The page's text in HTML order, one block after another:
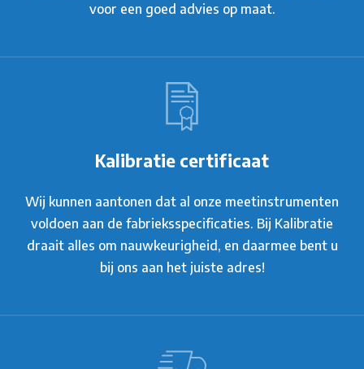
voor een goed advies op maat.
Kalibratie certificaat
Wij kunnen aantonen dat al onze meetinstrumenten
voldoen aan de fabrieksspecificaties. Bij Kalibratie
draait alles om nauwkeurigheid, en daarmee bent u
bij ons aan het juiste adres!